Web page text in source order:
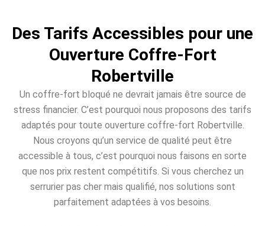
Des Tarifs Accessibles pour une
Ouverture Coffre-Fort
Robertville
Un coffre-fort bloqué ne devrait jamais être source de
stress financier. C’est pourquoi nous proposons des tarifs
adaptés pour toute ouverture coffre-fort Robertville.
Nous croyons qu’un service de qualité peut être
accessible à tous, c’est pourquoi nous faisons en sorte
que nos prix restent compétitifs. Si vous cherchez un
serrurier pas cher mais qualifié, nos solutions sont
parfaitement adaptées à vos besoins.